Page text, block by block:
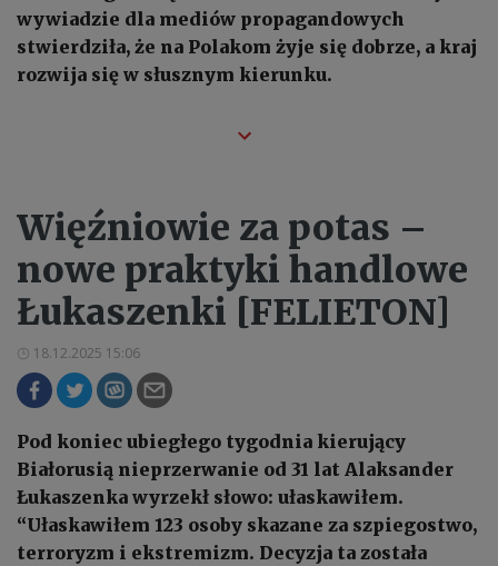
wywiadzie dla mediów propagandowych
stwierdziła, że na Polakom żyje się dobrze, a kraj
rozwija się w słusznym kierunku.
Więźniowie za potas –
nowe praktyki handlowe
Łukaszenki [FELIETON]
18.12.2025 15:06
Pod koniec ubiegłego tygodnia kierujący
Białorusią nieprzerwanie od 31 lat Alaksander
Łukaszenka wyrzekł słowo: ułaskawiłem.
“Ułaskawiłem 123 osoby skazane za szpiegostwo,
terroryzm i ekstremizm. Decyzja ta została